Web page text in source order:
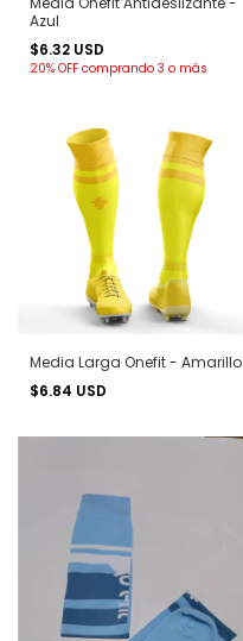
Azul
$6.32 USD
20% OFF comprando 3 o más
Media Larga Onefit - Amarillo
$6.84 USD